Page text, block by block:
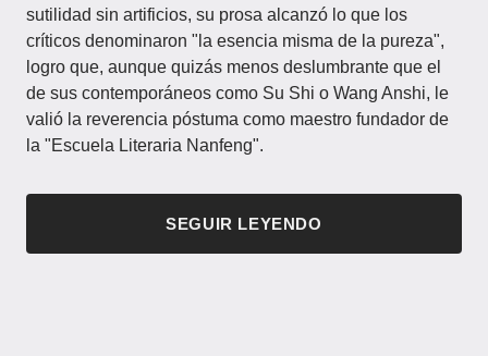
sutilidad sin artificios, su prosa alcanzó lo que los
críticos denominaron "la esencia misma de la pureza",
logro que, aunque quizás menos deslumbrante que el
de sus contemporáneos como Su Shi o Wang Anshi, le
valió la reverencia póstuma como maestro fundador de
la "Escuela Literaria Nanfeng".
SEGUIR LEYENDO